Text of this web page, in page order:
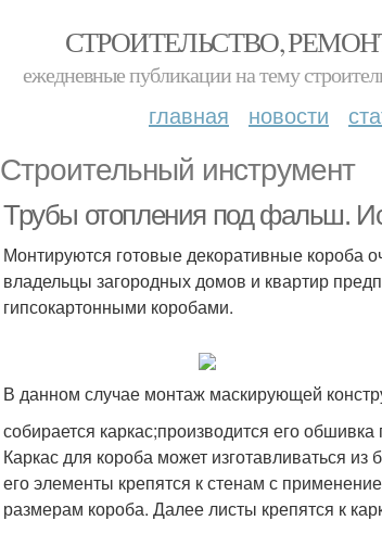
СТРОИТЕЛЬСТВО,
ежедневные публикации на тему
главная новости
Строительный инструмент
Трубы отопления под фальш.
Монтируются готовые декоративные короба
владельцы загородных домов и квартир
гипсокартонными коробами.
В данном случае монтаж маскирующей
собирается каркас;производится его обшивка
Каркас для короба может изготавливаться
его элементы крепятся к стенам с
размерам короба. Далее листы крепятся к